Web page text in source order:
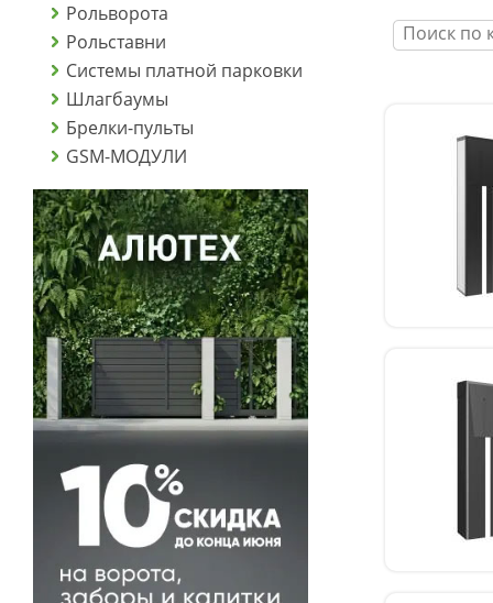
Рольворота
Рольставни
Системы платной парковки
Шлагбаумы
Брелки-пульты
GSM-МОДУЛИ